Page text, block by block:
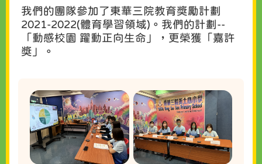
我們的團隊參加了東華三院教育獎勵計劃
2021-2022(體育學習領域)。我們的計劃--
「動感校園 躍動正向生命」，更榮獲「嘉許
獎」。